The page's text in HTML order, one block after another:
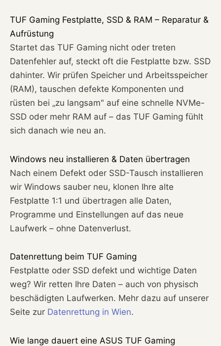
TUF Gaming Festplatte, SSD & RAM – Reparatur &
Aufrüstung
Startet das TUF Gaming nicht oder treten
Datenfehler auf, steckt oft die Festplatte bzw. SSD
dahinter. Wir prüfen Speicher und Arbeitsspeicher
(RAM), tauschen defekte Komponenten und
rüsten bei „zu langsam" auf eine schnelle NVMe-
SSD oder mehr RAM auf – das TUF Gaming fühlt
sich danach wie neu an.
Windows neu installieren & Daten übertragen
Nach einem Defekt oder SSD-Tausch installieren
wir Windows sauber neu, klonen Ihre alte
Festplatte 1:1 und übertragen alle Daten,
Programme und Einstellungen auf das neue
Laufwerk – ohne Datenverlust.
Datenrettung beim TUF Gaming
Festplatte oder SSD defekt und wichtige Daten
weg? Wir retten Ihre Daten – auch von physisch
beschädigten Laufwerken. Mehr dazu auf unserer
Seite zur Datenrettung in Wien.
Wie lange dauert eine ASUS TUF Gaming